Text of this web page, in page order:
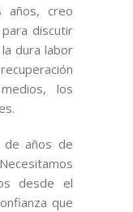
años, creo
discutir
dura labor
los
de años de
desde el
que